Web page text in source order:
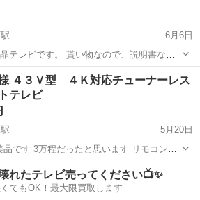
6月6日
テレビです。 貰い物なので、説明書など
いので、B-CASカード挿しっぱなしのまま
す。 いつも、ゲームで使用してました。
町駅 テレビ
４３Ｖ型 ４Ｋ対応チューナーレス
テレビ
5月20日
す リモコン付
対応、視聴履歴や好みに合わ...
町駅 テレビ Netflix
れたテレビ売ってください📺✨
てもOK！最大限買取します